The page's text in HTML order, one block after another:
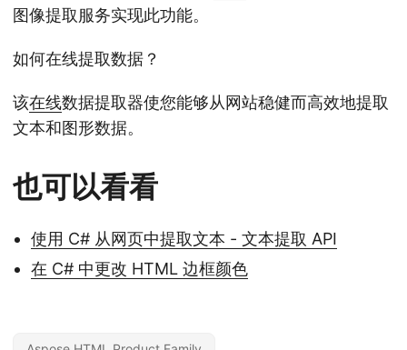
图像提取服务实现此功能。
如何在线提取数据？
该在线数据提取器使您能够从网站稳健而高效地提取
文本和图形数据。
也可以看看
使用 C# 从网页中提取文本 - 文本提取 API
在 C# 中更改 HTML 边框颜色